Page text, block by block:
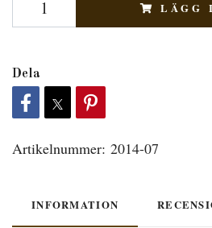
LÄGG
Dela
Artikelnummer: 2014-07
INFORMATION